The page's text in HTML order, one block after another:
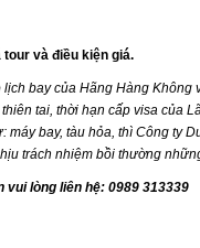
tour và điều kiện giá.
bay của Hãng Hàng Không
tai, thời hạn cấp visa của
bay, tàu hỏa, thì Công ty
trách nhiệm bồi thường
vui lòng liên hệ: 0989 313339